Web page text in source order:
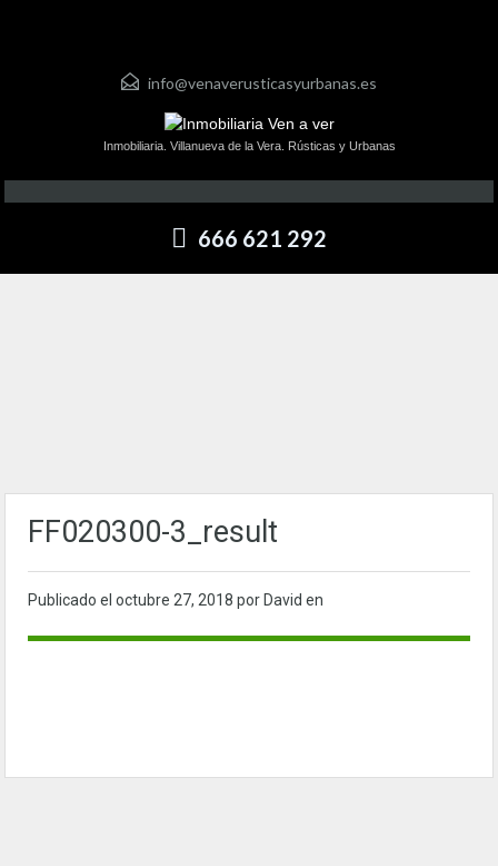
info@venaverusticasyurbanas.es
Inmobiliaria. Villanueva de la Vera. Rústicas y Urbanas
666 621 292
FF020300-3_result
Publicado el octubre 27, 2018 por David en